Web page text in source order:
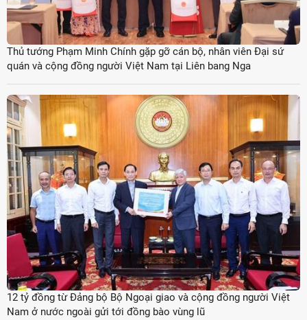
Thủ tướng Phạm Minh Chính gặp gỡ cán bộ, nhân viên Đại sứ
quán và cộng đồng người Việt Nam tại Liên bang Nga
12 tỷ đồng từ Đảng bộ Bộ Ngoại giao và cộng đồng người Việt
Nam ở nước ngoài gửi tới đồng bào vùng lũ